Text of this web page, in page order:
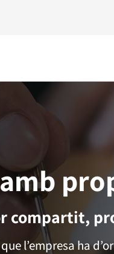
compartit,
l’empresa ha